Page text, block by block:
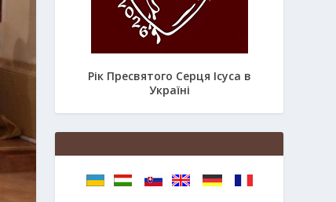
Рік Пресвятого Серця Ісуса в
Україні